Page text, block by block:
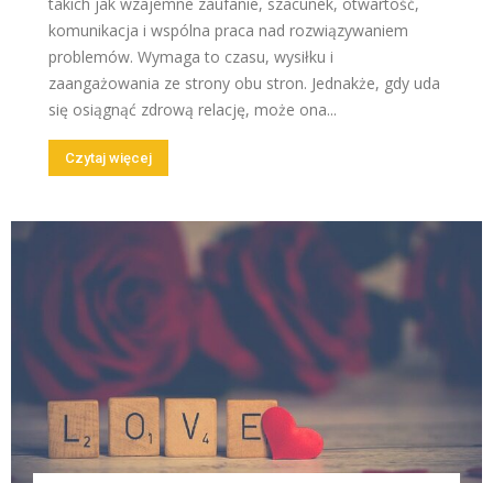
komunikacja i wspólna praca nad rozwiązywaniem
problemów. Wymaga to czasu, wysiłku i
zaangażowania ze strony obu stron. Jednakże, gdy uda
się osiągnąć zdrową relację, może ona...
Czytaj więcej